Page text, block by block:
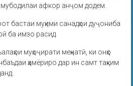
афкор анҷом додем.
бастаи муҳими санадҳои дуҷониба
ба имзо расид.
муҳоҷирати меҳнатӣ, ки онҳо
ҳамёриро дар ин самт таҳким